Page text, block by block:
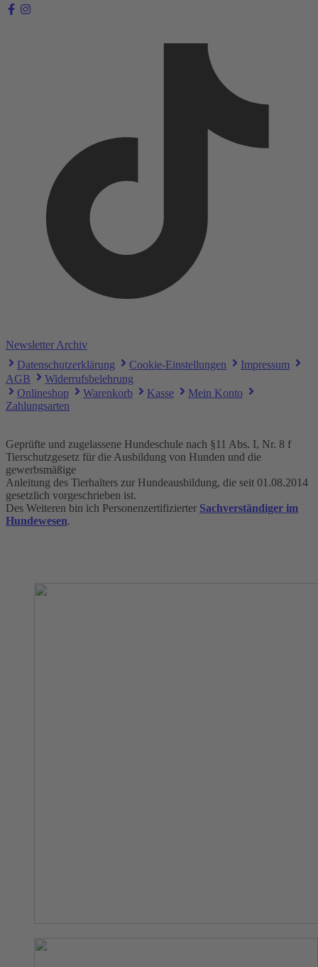
Newsletter Archiv
Datenschutzerklärung
Cookie-Einstellungen
Impressum
AGB
Widerrufsbelehrung
Onlineshop
Warenkorb Kasse
Mein Konto
Zahlungsarten
Geprüfte und zugelassene Hundeschule nach §11 Abs. I, Nr. 8 f
Tierschutzgesetz für die Ausbildung von Hunden und die
gewerbsmäßige
Anleitung des Tierhalters zur Hundeausbildung, die seit 01.08.2014
gesetzlich vorgeschrieben ist.
Des Weiteren bin ich Personenzertifizierter Sachverständiger im
Hundewesen.